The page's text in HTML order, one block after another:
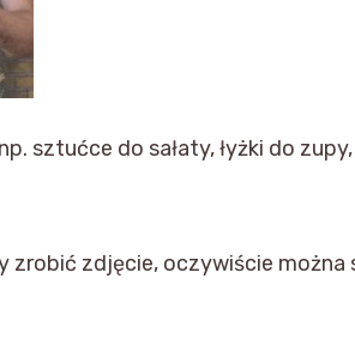
sztućce do sałaty, łyżki do
zrobić zdjęcie, oczywiście